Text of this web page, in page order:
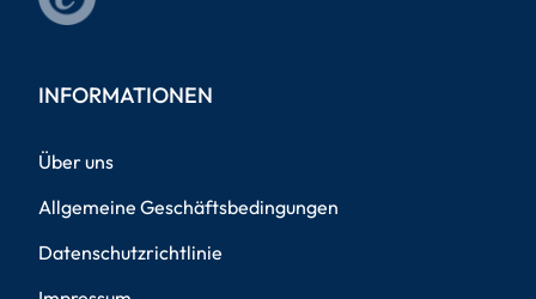
INFORMATIONEN
Über uns
Allgemeine Geschäftsbedingungen
Datenschutzrichtlinie